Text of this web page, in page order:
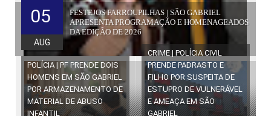
FESTEJOS FARROUPILHAS | SÃO GABRIEL
APRESENTA PROGRAMAÇÃO E HOMENAGEADOS
DA EDIÇÃO DE 2026
05
AUG
POLÍCIA | PF PRENDE DOIS
HOMENS EM SÃO GABRIEL
POR ARMAZENAMENTO DE
MATERIAL DE ABUSO
INFANTIL
CRIME | POLÍCIA CIVIL
PRENDE PADRASTO E
FILHO POR SUSPEITA DE
ESTUPRO DE VULNERÁVEL
E AMEAÇA EM SÃO
GABRIEL